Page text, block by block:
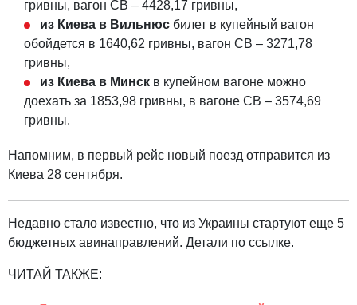
гривны, вагон СВ – 4428,17 гривны,
из Киева в Вильнюс билет в купейный вагон
обойдется в 1640,62 гривны, вагон СВ – 3271,78
гривны,
из Киева в Минск в купейном вагоне можно
доехать за 1853,98 гривны, в вагоне СВ – 3574,69
гривны.
Напомним, в первый рейс новый поезд отправится из
Киева 28 сентября.
Недавно стало известно, что из Украины стартуют еще 5
бюджетных авинаправлений. Детали по ссылке.
ЧИТАЙ ТАКЖЕ: